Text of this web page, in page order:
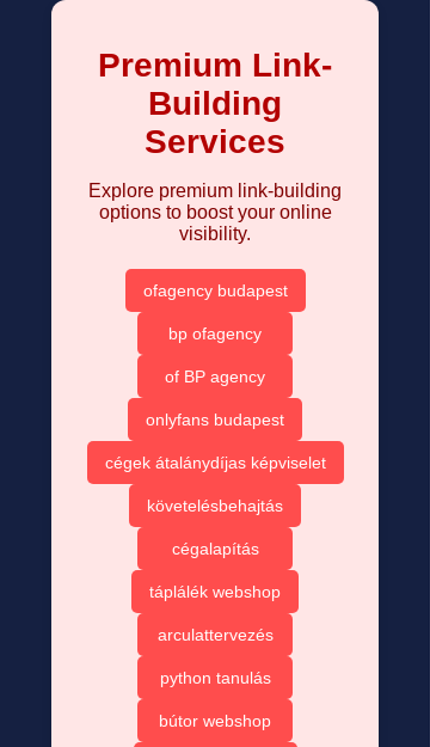
Premium Link-
Building
Services
Explore premium link-building
options to boost your online
visibility.
ofagency budapest
bp ofagency
of BP agency
onlyfans budapest
cégek átalánydíjas képviselet
követelésbehajtás
cégalapítás
táplálék webshop
arculattervezés
python tanulás
bútor webshop